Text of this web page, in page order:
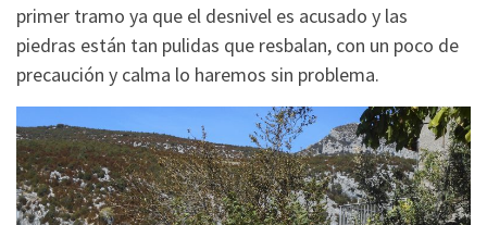
primer tramo ya que el desnivel es acusado y las
piedras están tan pulidas que resbalan, con un poco de
precaución y calma lo haremos sin problema.